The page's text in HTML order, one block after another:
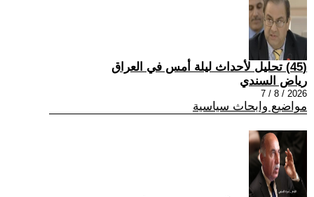
(45) تحليل لأحداث ليلة أمس في العراق
رياض السندي
2026 / 8 / 7
مواضيع وابحاث سياسية